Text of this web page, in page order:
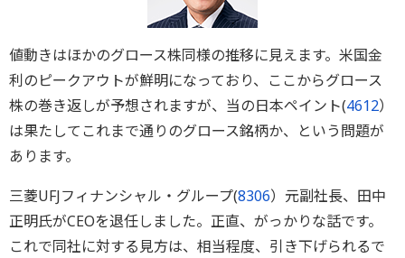
値動きはほかのグロース株同様の推移に見えます。米国金
利のピークアウトが鮮明になっており、ここからグロース
株の巻き返しが予想されますが、当の日本ペイント(4612）
は果たしてこれまで通りのグロース銘柄か、という問題が
あります。
三菱UFJフィナンシャル・グループ(8306）元副社長、田中
正明氏がCEOを退任しました。正直、がっかりな話です。
これで同社に対する見方は、相当程度、引き下げられるで